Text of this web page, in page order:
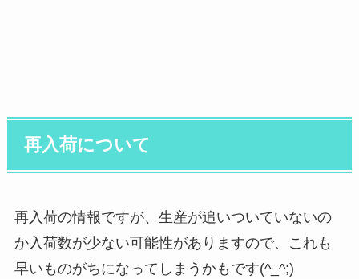
再入荷について
再入荷の情報ですが、生産が追いついていないの
か入荷数が少ない可能性がありますので、これも
早いものがちになってしまうかもです(^_^;)